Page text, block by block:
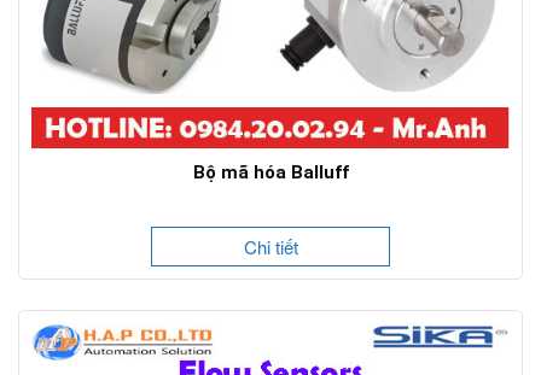
Bộ mã hóa Balluff
Chi tiết